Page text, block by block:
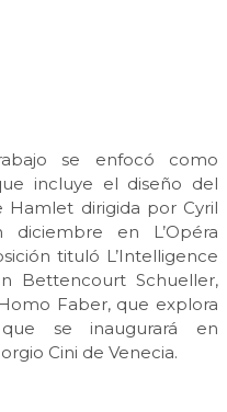
se enfocó como
incluye el diseño del
Hamlet dirigida por Cyril
en L’Opéra
tituló L’Intelligence
Bettencourt Schueller,
Faber, que explora
se inaugurará en
Cini de Venecia.